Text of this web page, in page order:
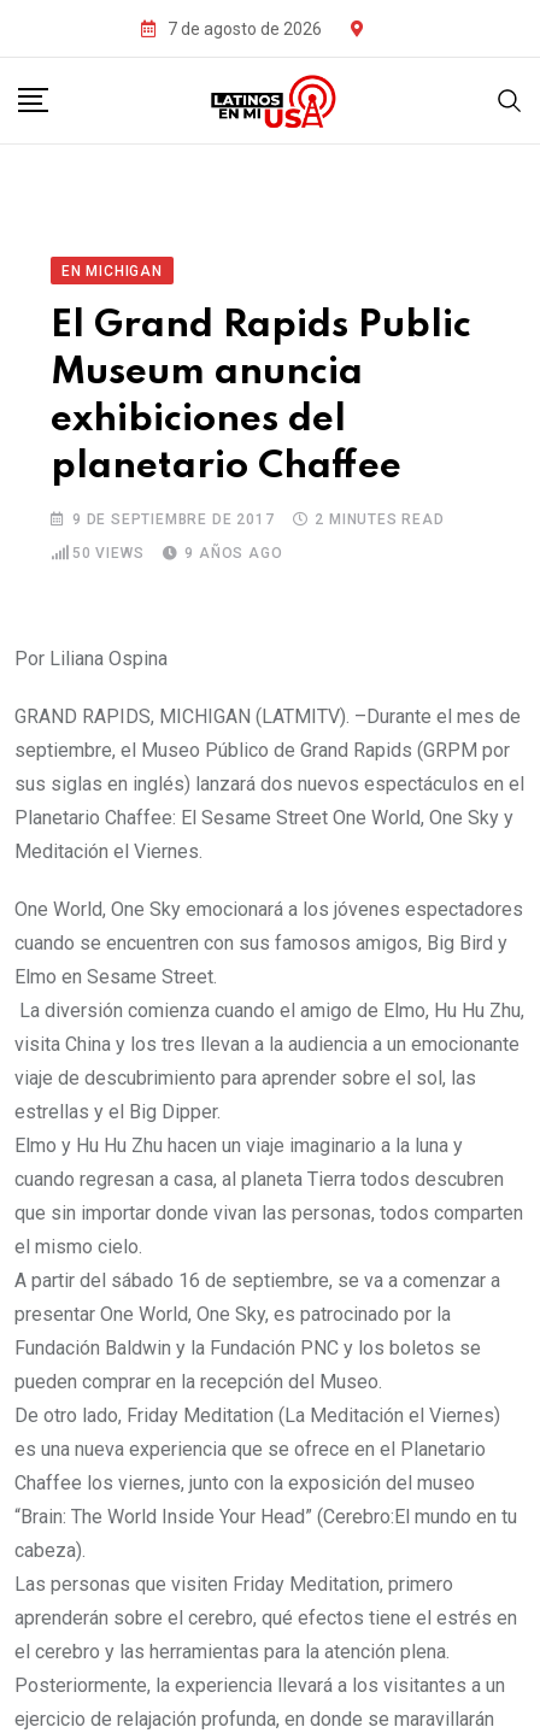
7 de agosto de 2026
EN MICHIGAN
El Grand Rapids Public
Museum anuncia
exhibiciones del
planetario Chaffee
9 DE SEPTIEMBRE DE 2017
2 MINUTES READ
50 VIEWS 9 AÑOS AGO
Por Liliana Ospina
GRAND RAPIDS, MICHIGAN (LATMITV). –Durante el mes de
septiembre, el Museo Público de Grand Rapids (GRPM por
sus siglas en inglés) lanzará dos nuevos espectáculos en el
Planetario Chaffee: El Sesame Street One World, One Sky y
Meditación el Viernes.
One World, One Sky emocionará a los jóvenes espectadores
cuando se encuentren con sus famosos amigos, Big Bird y
Elmo en Sesame Street.
La diversión comienza cuando el amigo de Elmo, Hu Hu Zhu,
visita China y los tres llevan a la audiencia a un emocionante
viaje de descubrimiento para aprender sobre el sol, las
estrellas y el Big Dipper.
Elmo y Hu Hu Zhu hacen un viaje imaginario a la luna y
cuando regresan a casa, al planeta Tierra todos descubren
que sin importar donde vivan las personas, todos comparten
el mismo cielo.
A partir del sábado 16 de septiembre, se va a comenzar a
presentar One World, One Sky, es patrocinado por la
Fundación Baldwin y la Fundación PNC y los boletos se
pueden comprar en la recepción del Museo.
De otro lado, Friday Meditation (La Meditación el Viernes)
es una nueva experiencia que se ofrece en el Planetario
Chaffee los viernes, junto con la exposición del museo
“Brain: The World Inside Your Head” (Cerebro:El mundo en tu
cabeza).
Las personas que visiten Friday Meditation, primero
aprenderán sobre el cerebro, qué efectos tiene el estrés en
el cerebro y las herramientas para la atención plena.
Posteriormente, la experiencia llevará a los visitantes a un
ejercicio de relajación profunda, en donde se maravillarán